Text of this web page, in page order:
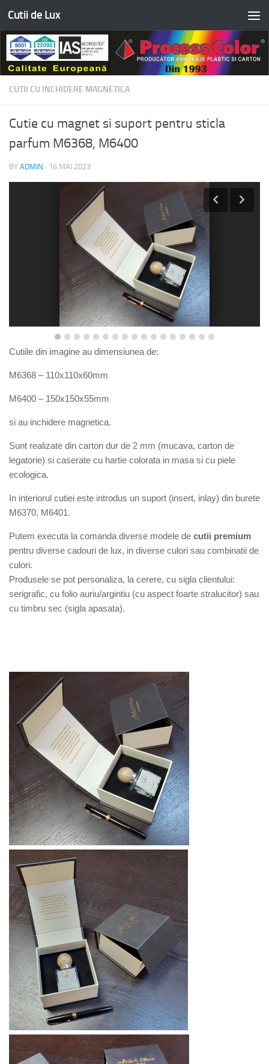
Skip to content
Cutii de Lux
CUTII CU INCHIDERE MAGNETICA
Cutie cu magnet si suport pentru sticla
parfum M6368, M6400
BY ADMIN · 16 MAI 2023
Cutiile din imagine au dimensiunea de:
M6368 – 110x110x60mm
M6400 – 150x150x55mm
si au inchidere magnetica.
Sunt realizate din carton dur de 2 mm (mucava, carton de
legatorie) si caserate cu hartie colorata in masa si cu piele
ecologica.
In interiorul cutiei este introdus un suport (insert, inlay) din burete
M6370, M6401.
Putem executa la comanda diverse modele de cutii premium
pentru diverse cadouri de lux, in diverse culori sau combinatii de
culori.
Produsele se pot personaliza, la cerere, cu sigla clientului:
serigrafic, cu folio auriu/argintiu (cu aspect foarte stralucitor) sau
cu timbru sec (sigla apasata).